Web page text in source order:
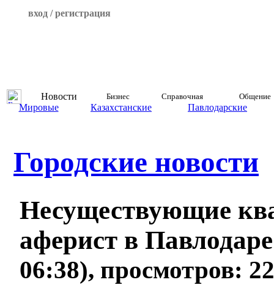
вход / регистрация
Новости Бизнес Справочная Общение
Мировые Казахстанские Павлодарские
Городские новости
Несуществующие
аферист в
06:38), просмотров: